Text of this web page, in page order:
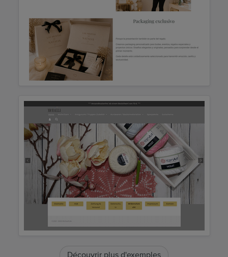
Découvrir plus d'exemples